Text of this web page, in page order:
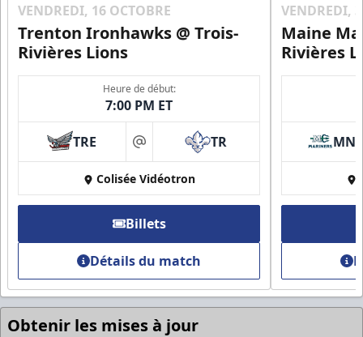
VENDREDI, 16 OCTOBRE
Trenton Ironhawks @ Trois-
Rivières Lions
Heure de début:
7:00 PM ET
TRE at TR
Colisée Vidéotron
Billets
Détails du match
VENDREDI,
Maine
Rivières
MNE
Obtenir les mises à jour